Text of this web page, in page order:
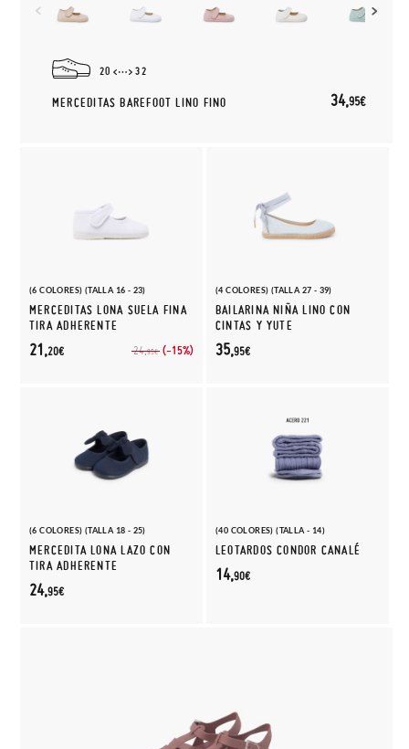
20 32
MERCEDITAS BAREFOOT LINO FINO 34,95€
(6 COLORES) (TALLA 16 - 23)
MERCEDITAS LONA SUELA FINA
TIRA ADHERENTE
24,95€ (-15%)
21,20€
(4 COLORES) (TALLA 27 - 39)
BAILARINA NIÑA LINO CON
CINTAS Y YUTE
35,95€
(6 COLORES) (TALLA 18 - 25)
MERCEDITA LONA LAZO CON
TIRA ADHERENTE
24,95€
(40 COLORES) (TALLA - 14)
LEOTARDOS CONDOR CANALÉ
14,90€